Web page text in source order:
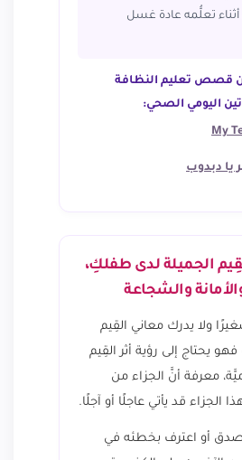
تعلُّمه عادة غسل
قصص تعليم النظافة
اليومي الصحي:
My
يا دبدوب
الجميلة لدى طفلكِ،
والشجاعة
ولا يدرك معاني القِيم
فهو يحتاج إلى رؤية أثر القِيم
معرفة أنَّ الجزاء من
قد يأتي عاجلًا أو آجلًا.
الصدق أو اعترف بخطئه في